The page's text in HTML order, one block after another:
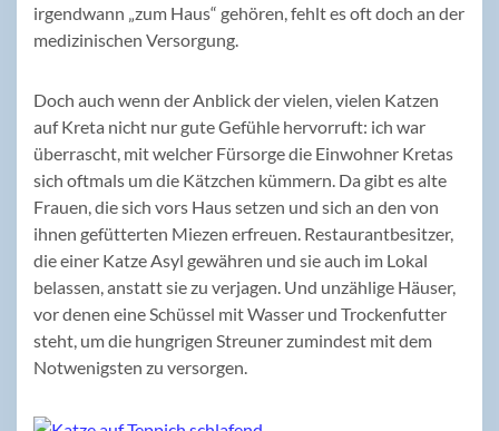
irgendwann „zum Haus“ gehören, fehlt es oft doch an der
medizinischen Versorgung.
Doch auch wenn der Anblick der vielen, vielen Katzen
auf Kreta nicht nur gute Gefühle hervorruft: ich war
überrascht, mit welcher Fürsorge die Einwohner Kretas
sich oftmals um die Kätzchen kümmern. Da gibt es alte
Frauen, die sich vors Haus setzen und sich an den von
ihnen gefütterten Miezen erfreuen. Restaurantbesitzer,
die einer Katze Asyl gewähren und sie auch im Lokal
belassen, anstatt sie zu verjagen. Und unzählige Häuser,
vor denen eine Schüssel mit Wasser und Trockenfutter
steht, um die hungrigen Streuner zumindest mit dem
Notwenigsten zu versorgen.